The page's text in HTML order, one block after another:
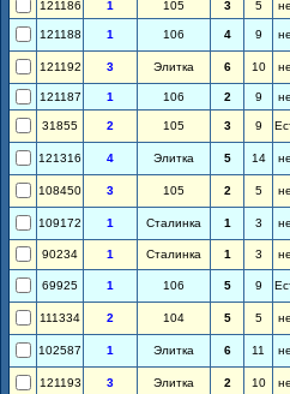
121186
1 105 3 5
121188 1 106 4 9
121192 3 Элитка 6 10
121187 1 106 2 9
31855 2 105 3 9
121316 4 Элитка 5 14
108450 3 105 2 5
109172 1 Сталинка 1 3
90234 1 Сталинка 1 3
69925 1 106 5 9
111334 2 104 5 5
102587 1 Элитка 6 11
121193 3 Элитка 2 10